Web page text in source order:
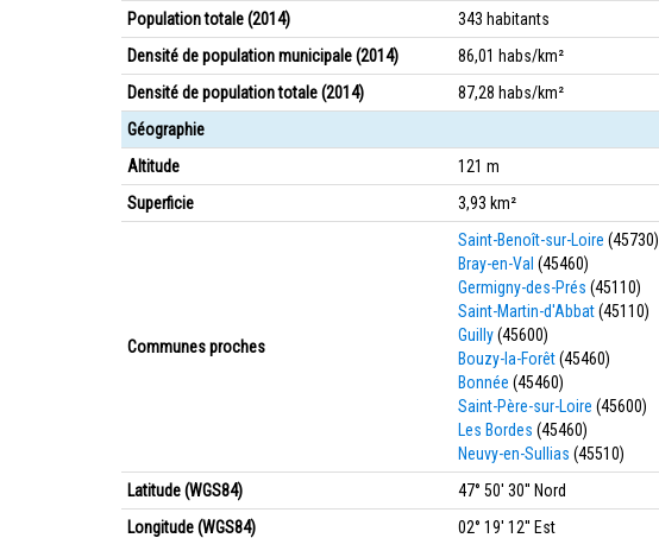
Population totale (2014)
343 habitants
Densité de population municipale (2014)
86,01 habs/km²
Densité de population totale (2014)
87,28 habs/km²
Géographie
Altitude
121 m
Superficie
3,93 km²
Communes proches
Saint-Benoît-sur-Loire (45730)
Bray-en-Val (45460)
Germigny-des-Prés (45110)
Saint-Martin-d'Abbat(45110)
Guilly(45600)
Bouzy-la-Forêt(45460)
Bonnée (45460)
Saint-Père-sur-Loire (45600)
Les Bordes (45460)
Neuvy-en-Sullias (45510)
Latitude (WGS84)
47° 50' 30'' Nord
Longitude (WGS84)
02° 19' 12'' Est